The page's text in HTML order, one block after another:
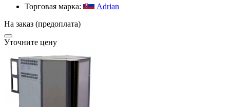
Торговая марка:
Adrian
На заказ (предоплата)
Уточните цену